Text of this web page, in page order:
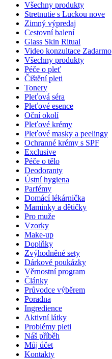
Všechny produkty
Stretnutie s Luckou nove
Zimný výpredaj
Cestovní balení
Glass Skin Ritual
Video konzultace Zadarmo
Všechny produkty
Péče o pleť
Čištění pleti
Tonery
Pleťová séra
Pleťové esence
Oční okolí
Pleťové krémy
Pleťové masky a peelingy
Ochranné krémy s SPF
Exclusive
Péče o tělo
Deodoranty
Ústní hygiena
Parfémy
Domácí lékárnička
Maminky a dětičky
Pro muže
Vzorky
Make-up
Doplňky
Zvýhodněné sety
Dárkové poukázky
Věrnostní program
Články
Průvodce výběrem
Poradna
Ingredience
Aktivní látky
Problémy pleti
Náš příběh
Můj účet
Kontakty